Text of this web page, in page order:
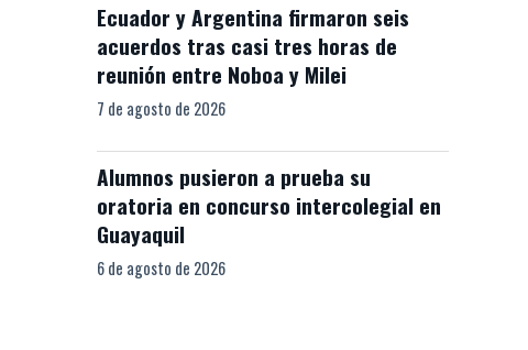
Ecuador y Argentina firmaron seis
acuerdos tras casi tres horas de
reunión entre Noboa y Milei
7 de agosto de 2026
Alumnos pusieron a prueba su
oratoria en concurso intercolegial en
Guayaquil
6 de agosto de 2026